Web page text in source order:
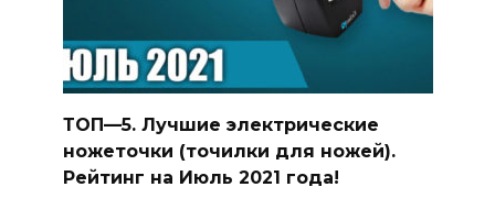
ТОП—5. Лучшие электрические
ножеточки (точилки для ножей).
Рейтинг на Июль 2021 года!